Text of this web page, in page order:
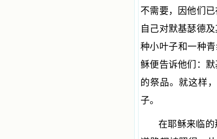
不需要，因他们
自己对默基瑟德
种小叶子和一种
稣便告诉他们：
的祭品。就这样
子。
在耶稣来临